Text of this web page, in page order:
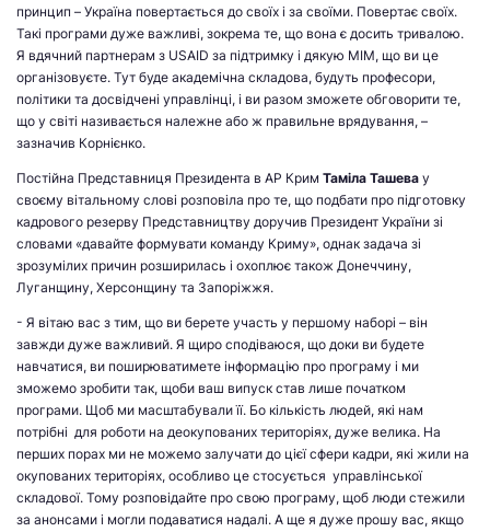
принцип – Україна повертається до своїх і за своїми. Повертає своїх.
Такі програми дуже важливі, зокрема те, що вона є досить тривалою.
Я вдячний партнерам з USAID за підтримку і дякую МІМ, що ви це
організовуєте. Тут буде академічна складова, будуть професори,
політики та досвідчені управлінці, і ви разом зможете обговорити те,
що у світі називається належне або ж правильне врядування, –
зазначив Корнієнко.
Постійна Представниця Президента в АР Крим Таміла Ташева у
своєму вітальному слові розповіла про те, що подбати про підготовку
кадрового резерву Представництву доручив Президент України зі
словами «давайте формувати команду Криму», однак задача зі
зрозумілих причин розширилась і охоплює також Донеччину,
Луганщину, Херсонщину та Запоріжжя.
- Я вітаю вас з тим, що ви берете участь у першому наборі – він
завжди дуже важливий. Я щиро сподіваюся, що доки ви будете
навчатися, ви поширюватимете інформацію про програму і ми
зможемо зробити так, щоби ваш випуск став лише початком
програми. Щоб ми масштабували її. Бо кількість людей, які нам
потрібні для роботи на деокупованих територіях, дуже велика. На
перших порах ми не можемо залучати до цієї сфери кадри, які жили на
окупованих територіях, особливо це стосується управлінської
складової. Тому розповідайте про свою програму, щоб люди стежили
за анонсами і могли подаватися надалі. А ще я дуже прошу вас, якщо